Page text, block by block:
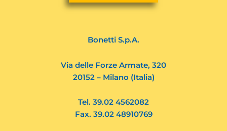
Bonetti S.p.A.
Via delle Forze Armate, 320
20152 – Milano (Italia)
Tel. 39.02 4562082
Fax. 39.02 48910769